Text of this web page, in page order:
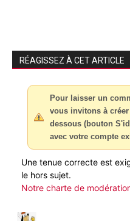
RÉAGISSEZ À CET ARTICLE
Pour laisser un
vous invitons à
dessous (bouton
avec votre compte
Une tenue correcte est
le hors sujet.
Notre charte de